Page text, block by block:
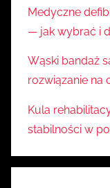
Medyczne
— jak wybrać i
Wąski bandaż
rozwiązanie na
Kula
stabilności w